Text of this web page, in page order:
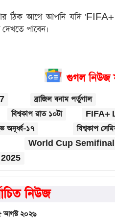
ঠিক আগে আপনি যদি
পাবেন।
গুগল
ব্রাজিল বনাম পর্তুগাল
বিশ্বকাপ রাত ১০টা FIFA+
অনূর্ধ্ব-১৭
বিশ্বকাপ
World Cup Semifinal
নিউজ
আগস্ট ২০২৬